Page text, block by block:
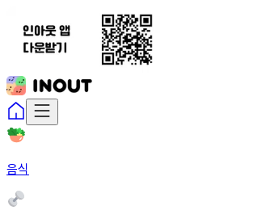
음식